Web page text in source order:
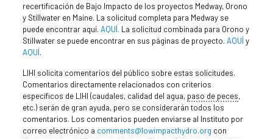
recertificación de Bajo Impacto de los proyectos Medway, Orono
y Stillwater en Maine. La solicitud completa para Medway se
puede encontrar aquí. AQUÍ. La solicitud combinada para Orono y
Stillwater se puede encontrar en sus páginas de proyecto. AQUÍ y
AQUÍ.
LIHI solicita comentarios del público sobre estas solicitudes.
Comentarios directamente relacionados con criterios
específicos de LIHI (caudales, calidad del agua, paso de peces,
etc.) serán de gran ayuda, pero se considerarán todos los
comentarios. Los comentarios pueden enviarse al Instituto por
correo electrónico a comments@lowimpacthydro.org con